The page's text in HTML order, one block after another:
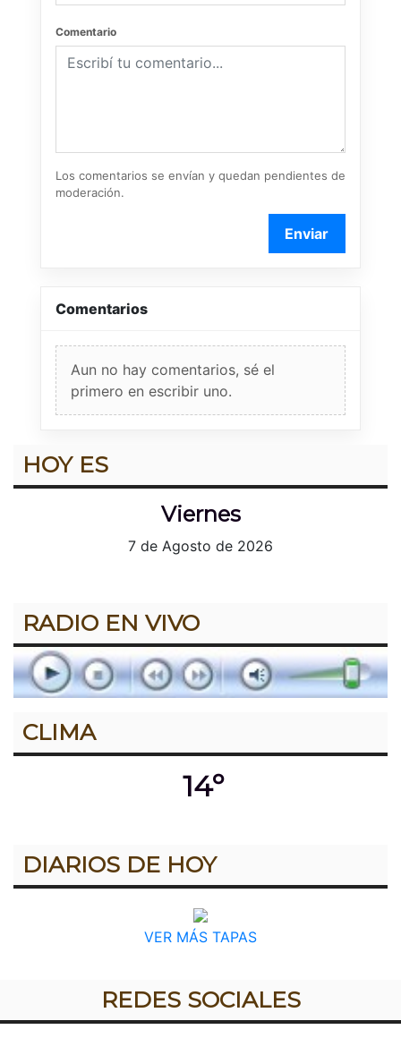
Comentario
Los comentarios se envían y quedan pendientes de
moderación.
Enviar
Comentarios
Aun no hay comentarios, sé el
primero en escribir uno.
HOY ES
Viernes
7 de Agosto de 2026
RADIO EN VIVO
CLIMA
14º
DIARIOS DE HOY
VER MÁS TAPAS
REDES SOCIALES